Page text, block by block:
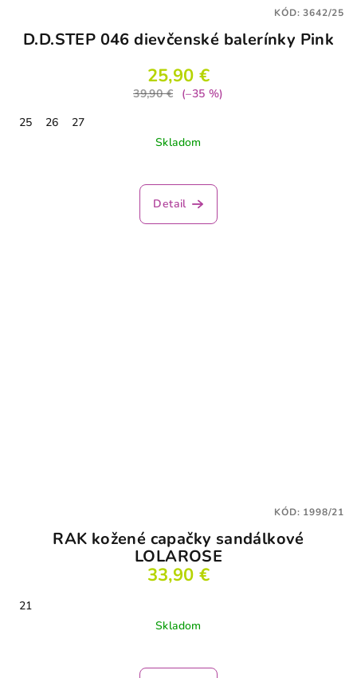
D.D.STEP 046 dievčenské balerínky Pink
25,90 €
39,90 €
(–35 %)
25
26
27
Skladom
Detail
KÓD:3642/25
RAK kožené capačky sandálkové
LOLAROSE
33,90 €
21
Skladom
KÓD: 1998/21